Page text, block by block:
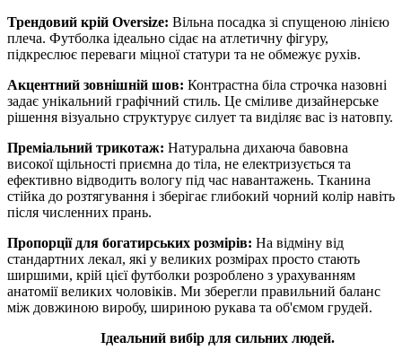
Трендовий крій Oversize: Вільна посадка зі спущеною лінією
плеча. Футболка ідеально сідає на атлетичну фігуру,
підкреслює переваги міцної статури та не обмежує рухів.
Акцентний зовнішній шов: Контрастна біла строчка назовні
задає унікальний графічний стиль. Це сміливе дизайнерське
рішення візуально структурує силует та виділяє вас із натовпу.
Преміальний трикотаж: Натуральна дихаюча бавовна
високої щільності приємна до тіла, не електризується та
ефективно відводить вологу під час навантажень. Тканина
стійка до розтягування і зберігає глибокий чорний колір навіть
після численних прань.
Пропорції для богатирських розмірів: На відміну від
стандартних лекал, які у великих розмірах просто стають
ширшими, крій цієї футболки розроблено з урахуванням
анатомії великих чоловіків. Ми зберегли правильний баланс
між довжиною виробу, шириною рукава та об'ємом грудей.
Ідеальний вибір для сильних людей.